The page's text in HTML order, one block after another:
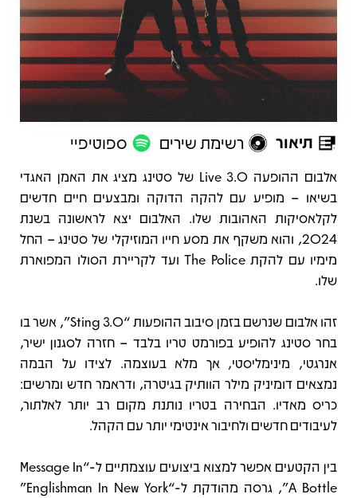
תיאור רשימת שירים ספוטיפיי
תיאור
אלבום ההופעה 3.0 Live של סטינג מציג את האמן האגדי
בשיאו – מופיע עם להקה הדוקה ומבצעים חיים חדשים
לקלאסיקות האהובות שלו. האלבום יצא לראשונה בשנת
2024, והוא משקף את מסע חייו המוזיקלי של סטינג – החל
מימיו עם להקת The Police ועד לקריירת הסולו המפוארת
שלו.
זהו אלבום שנרשם בזמן סיבוב ההופעות “Sting 3.0”, אשר בו
בחר סטינג להופיע בפורמט טריו בלבד – חזרה לסגנון ישיר,
אנרגטי, מינימליסטי, אך מלא בעוצמה. לצידו על הבמה
נמצאים דומיניק מילר הוותיק בגיטרה, ודראמר חדש ומרשים:
כריס מאדיו. הבחירה בטריו נותנת מקום רב יותר לאלתור,
לעיבודים חדשים ולחיבור אינטימי יותר עם הקהל.
בין הקטעים אפשר למצוא ביצועים עוצמתיים ל-“Message In
A Bottle”, גרסה מהודקת ל-“Englishman In New York”